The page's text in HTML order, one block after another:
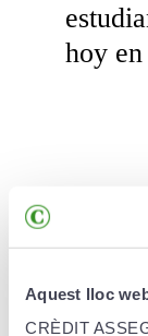
Aquest lloc
CRÈDIT
hoy